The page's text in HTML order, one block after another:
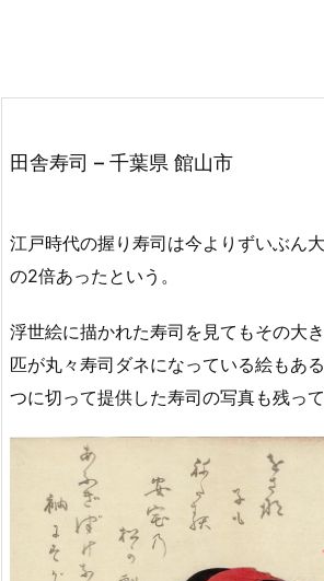
田舎寿司 – 千葉県 館山市
江戸時代の握り寿司は今よりずいぶん
の2倍あったという。
浮世絵に描かれた寿司を見てもその大
匹が丸々寿司ダネになっている絵もあ
つに切って提供した寿司の写真も残って